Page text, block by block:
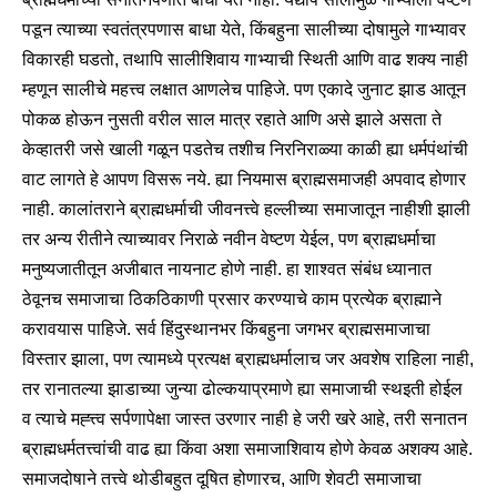
पडून त्याच्या स्वतंत्रपणास बाधा येते, किंबहुना सालीच्या दोषामुले गाभ्यावर
विकारही घडतो, तथापि सालीशिवाय गाभ्याची स्थिती आणि वाढ शक्य नाही
म्हणून सालीचे महत्त्व लक्षात आणलेच पाहिजे. पण एकादे जुनाट झाड आतून
पोकळ होऊन नुसती वरील साल मात्र रहाते आणि असे झाले असता ते
केव्हातरी जसे खाली गळून पडतेच तशीच निरनिराळ्या काळी ह्या धर्मपंथांची
वाट लागते हे आपण विसरू नये. ह्या नियमास ब्राह्मसमाजही अपवाद होणार
नाही. कालांतराने ब्राह्मधर्माची जीवनत्त्वे हल्लीच्या समाजातून नाहीशी झाली
तर अन्य रीतीने त्याच्यावर निराळे नवीन वेष्टण येईल, पण ब्राह्मधर्माचा
मनुष्यजातीतून अजीबात नायनाट होणे नाही. हा शाश्वत संबंध ध्यानात
ठेवूनच समाजाचा ठिकठिकाणी प्रसार करण्याचे काम प्रत्येक ब्राह्माने
करावयास पाहिजे. सर्व हिंदुस्थानभर किंबहुना जगभर ब्राह्मसमाजाचा
विस्तार झाला, पण त्यामध्ये प्रत्यक्ष ब्राह्मधर्मालाच जर अवशेष राहिला नाही,
तर रानातल्या झाडाच्या जुन्या ढोल्कयाप्रमाणे ह्या समाजाची स्थइती होईल
व त्याचे मह्त्त्व सर्पणापेक्षा जास्त उरणार नाही हे जरी खरे आहे, तरी सनातन
ब्राह्मधर्मतत्त्वांची वाढ ह्या किंवा अशा समाजाशिवाय होणे केवळ अशक्य आहे.
समाजदोषाने तत्त्वे थोडीबहुत दूषित होणारच, आणि शेवटी समाजाचा